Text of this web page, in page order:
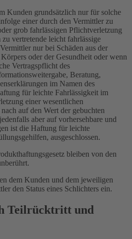
Kunden grundsätzlich nur für solche
einer durch den Vermittler zu
grob fahrlässigen Pflichtverletzung
vertretende leicht fahrlässige
nur bei Schäden aus der
oder der Gesundheit oder wenn
Vertragspflicht des
Beratung,
im Namen des
für leichte Fahrlässigkeit im
einer wesentlichen
auf den Wert der gebuchten
aber auf vorhersehbare und
ist die Haftung für leichte
ausgeschlossen.
bleiben von den
dem Kunden und dem jeweiligen
den Status eines Schlichters ein.
Teilrücktritt und